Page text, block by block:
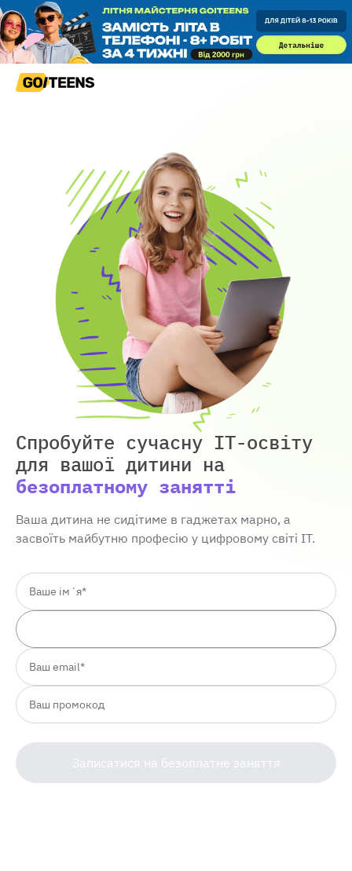
Спробуйте сучасну IT-освіту
для вашої дитини на
безоплатному занятті
Ваша дитина не сидітиме в гаджетах марно, а
засвоїть майбутню професію у цифровому світі ІТ.
Записатися на безоплатне заняття